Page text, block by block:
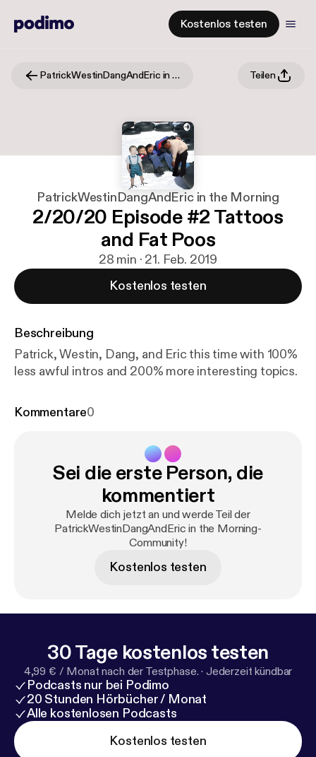
Kostenlos testen
PatrickWestinDangAndEric in the Morning Teilen
PatrickWestinDangAndEric in the Morning
2/20/20 Episode #2 Tattoos
and Fat Poos
28 min · 21. Feb. 2019
Kostenlos testen
Beschreibung
Patrick, Westin, Dang, and Eric this time with 100%
less awful intros and 200% more interesting topics.
Kommentare0
Sei die erste Person, die
kommentiert
Melde dich jetzt an und werde Teil der
PatrickWestinDangAndEric in the Morning-
Community!
Kostenlos testen
30 Tage kostenlos testen
4,99 € / Monat nach der Testphase. · Jederzeit kündbar
Podcasts nur bei Podimo
20 Stunden Hörbücher / Monat
Alle kostenlosen Podcasts
Kostenlos testen